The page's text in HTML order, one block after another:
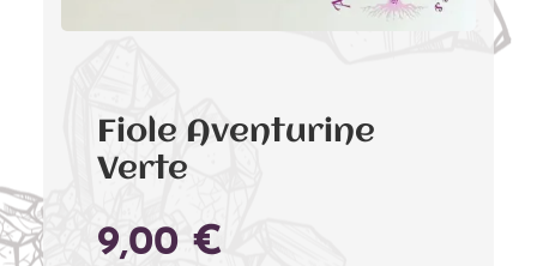
Fiole Aventurine
Verte
9,00 €